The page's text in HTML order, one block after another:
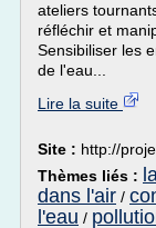
ateliers
réfléchir et
Sensibiliser les
de l'eau...
Lire la suite
Site : http://
Thèmes liés :
dans l'air /
l'eau /